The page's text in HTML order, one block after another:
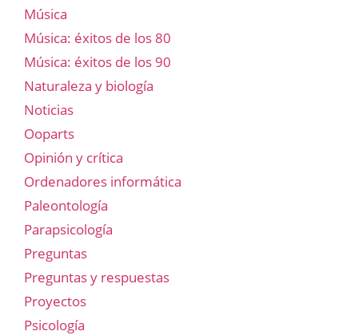
Música
Música: éxitos de los 80
Música: éxitos de los 90
Naturaleza y biología
Noticias
Ooparts
Opinión y crítica
Ordenadores informática
Paleontología
Parapsicología
Preguntas
Preguntas y respuestas
Proyectos
Psicología